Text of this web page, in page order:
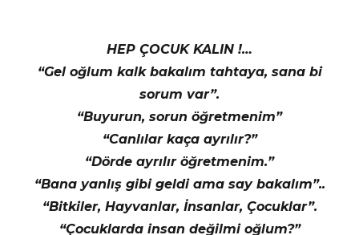
HEP ÇOCUK KALIN !…
“Gel oğlum kalk bakalım tahtaya, sana bi
sorum var”.
“Buyurun, sorun öğretmenim”
“Canlılar kaça ayrılır?”
“Dörde ayrılır öğretmenim.”
“Bana yanlış gibi geldi ama say bakalım”..
“Bitkiler, Hayvanlar, İnsanlar, Çocuklar”.
“Çocuklarda insan değilmi oğlum?”